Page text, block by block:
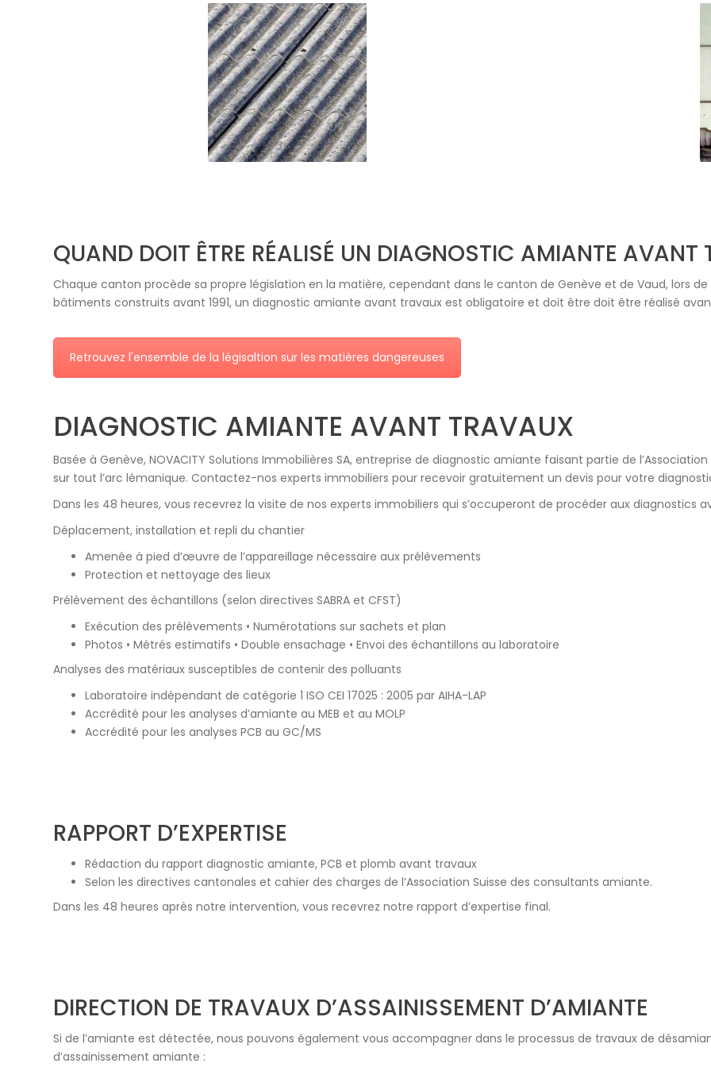
QUAND DOIT ÊTRE RÉALISÉ UN DIAGNOSTIC AMIANTE AVANT
Chaque canton procède sa propre législation en la matière, cependant dans le canton de Genève et de Vaud, lors
bâtiments construits avant 1991, un diagnostic amiante avant travaux est obligatoire et doit être doit être réalisé
Retrouvez l'ensemble de la légisaltion sur les matières dangereuses
DIAGNOSTIC AMIANTE AVANT TRAVAUX
Basée à Genève, NOVACITY Solutions Immobilières SA, entreprise de diagnostic amiante faisant partie de
sur tout l’arc lémanique. Contactez-nos experts immobiliers pour recevoir gratuitement un devis pour votre
Dans les 48 heures, vous recevrez la visite de nos experts immobiliers qui s’occuperont de procéder aux diagnostics
Déplacement, installation et repli du chantier
Amenée à pied d’œuvre de l’appareillage nécessaire aux prélèvements
Protection et nettoyage des lieux
Prélèvement des échantillons (selon directives SABRA et CFST)
Exécution des prélèvements • Numérotations sur sachets et plan
Photos • Métrés estimatifs • Double ensachage • Envoi des échantillons au laboratoire
Analyses des matériaux susceptibles de contenir des polluants
Laboratoire indépendant de catégorie 1 ISO CEI 17025 : 2005 par AIHA-LAP
Accrédité pour les analyses d’amiante au MEB et au MOLP
Accrédité pour les analyses PCB au GC/MS
RAPPORT D’EXPERTISE
Rédaction du rapport diagnostic amiante, PCB et plomb avant travaux
Selon les directives cantonales et cahier des charges de l’Association Suisse des consultants amiante.
Dans les 48 heures après notre intervention, vous recevrez notre rapport d’expertise final.
DIRECTION DE TRAVAUX D’ASSAINISSEMENT D’AMIANTE
Si de l’amiante est détectée, nous pouvons également vous accompagner dans le processus de travaux de
d’assainissement amiante :